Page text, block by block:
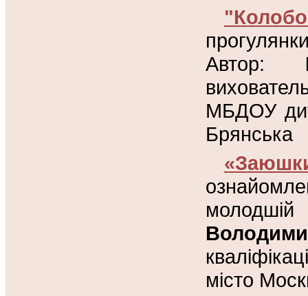
Автор:
МБДОУ
Брянська
місто